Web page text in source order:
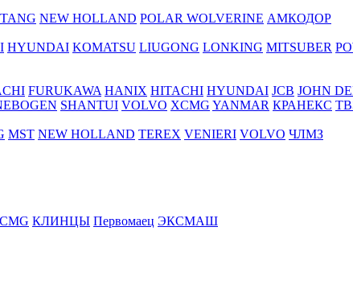
NEW HOLLAND POLAR WOLVERINE АМКОДОР
HYUNDAI KOMATSU LIUGONG LONKING MITSUBER
FURUKAWA HANIX HITACHI HYUNDAI JCB JOHN
SHANTUI VOLVO XCMG YANMAR КРАНЕКС
MST NEW HOLLAND TEREX VENIERI VOLVO ЧЛМЗ
КЛИНЦЫ Первомаец ЭКСМАШ